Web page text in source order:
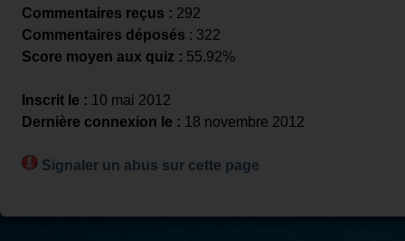
Commentaires reçus : 292
Commentaires déposés : 322
Score moyen aux quiz : 55.92%
Inscrit le : 10 mai 2012
Dernière connexion le : 18 novembre 2012
Signaler un abus sur cette page